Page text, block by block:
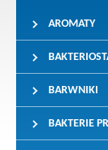
AROMATY
BARWNIKI
BAKTERIE